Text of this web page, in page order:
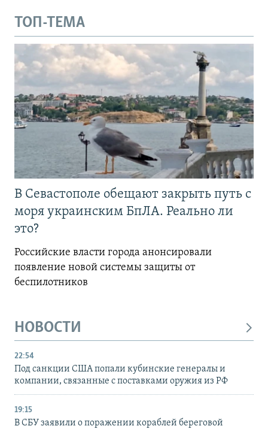
ТОП-ТЕМА
В Севастополе обещают закрыть путь с
моря украинским БпЛА. Реально ли
это?
Российские власти города анонсировали
появление новой системы защиты от
беспилотников
НОВОСТИ
22:54
Под санкции США попали кубинские генералы и
компании, связанные с поставками оружия из РФ
19:15
В СБУ заявили о поражении кораблей береговой